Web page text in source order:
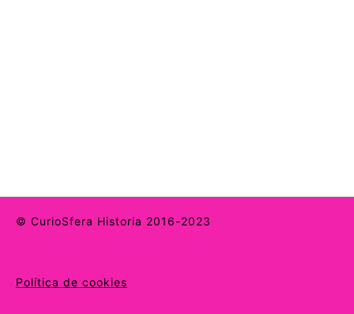
© CurioSfera Historia 2016-2023
Política de cookies